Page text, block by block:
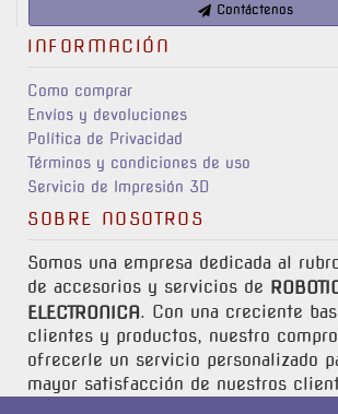
Contáctenos
INFORMACIÓN
Como comprar
Envíos y devoluciones
Política de Privacidad
Términos y condiciones de uso
Servicio de Impresión 3D
SOBRE NOSOTROS
Somos una empresa dedicada al
de accesorios y servicios de
ELECTRONICA. Con una creciente
clientes y productos, nuestro
ofrecerle un servicio personalizado
mayor satisfacción de nuestros